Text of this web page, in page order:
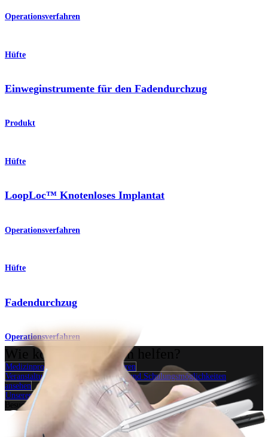
Operationsverfahren
Hüfte
Einweginstrumente für den Fadendurchzug
Produkt
Hüfte
LoopLoc™ Knotenloses Implantat
Operationsverfahren
Hüfte
Fadendurchzug
Operationsverfahren
Wie können wir Ihnen helfen?
Medizinproduktberater:in kontaktieren
Veranstaltungen, Lab-Vorführungen und Schulungsmöglichkeiten
ansehen
Unseren Newsletter abonnieren
Besuchen Sie uns